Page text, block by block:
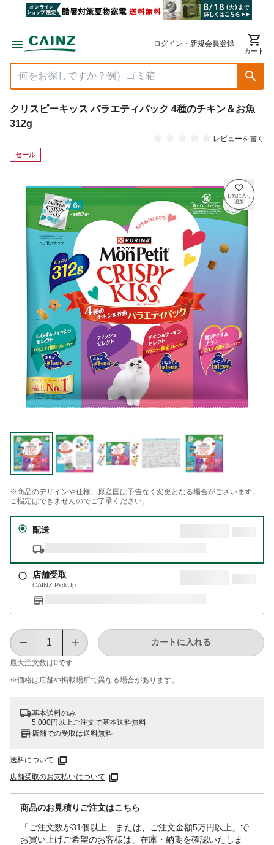
ログイン・新規会員登録
カート
クリスピーキッス バラエティパック 4種のチキン＆お魚
312g
レビューを書く
セール
※商品のデザインや仕様、原産国は予告なく変更となる場合がございます。
ご指定はできませんのでご了承ください。
配送
店舗受取
CAINZ PickUp
最大注文数は0です
カートに入れる
※価格は​店舗や​掲載場所で​異なる​場合が​あります。
基本送料のみ
5,000円以上ご注文で基本送料無料
店舗での受取は送料無料
送料について
店舗受取のお支払いについて
商品のお見積りご注文はこちら
「ご注文数が31個以上、または、ご注文金額5万円以上」で
お買い上げご希望のお客様は、在庫・納期を確認いたしま